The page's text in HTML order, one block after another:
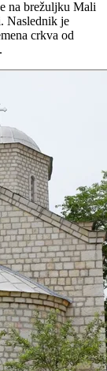
na brežuljku Mali
Naslednik je
crkva od